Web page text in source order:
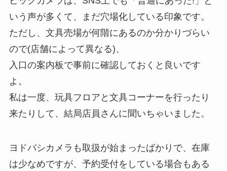
いう声が多くて、まだ穴場化している印象です。
ただし、文具売場が何階にあるのか分かりづらい
ので(店舗によって異なる)、
入口の案内板で事前に確認しておくと良いです
よ。
私は一度、玩具フロアと文具コーナーを行ったり
来たりして、結局店員さんに聞いちゃいました。
ヨドバシカメラも取扱が始まったばかりで、在庫
は少なめですが、予約受付をしている場合もある